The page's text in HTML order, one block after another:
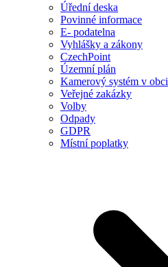
Úřední deska
Povinné informace
E- podatelna
Vyhlášky a zákony
CzechPoint
Územní plán
Kamerový systém v obci
Veřejné zakázky
Volby
Odpady
GDPR
Místní poplatky